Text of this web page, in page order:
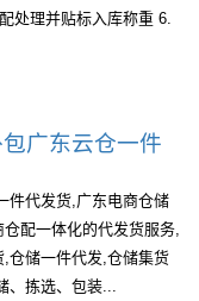
处理并贴标入库称重 6.
广东云仓一件
件代发货,广东电商仓储
配一体化的代发货服务,
仓储一件代发,仓储集货
、拣选、包装...